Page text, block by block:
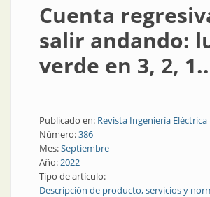
Cuenta
salir andando:
verde en 3, 2,
Publicado en: Revista Ingeniería Eléctrica
Número:386
Mes:Septiembre
Año:2022
Tipo de artículo:
Descripción de producto, servicios y